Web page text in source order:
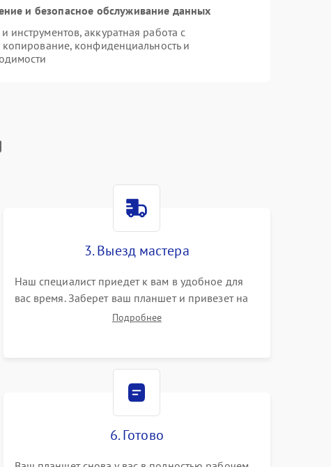
и безопасное обслуживание данных
аккуратная работа с
конфиденциальность и
3. Выезд мастера
Наш специалист приедет к вам в удобное для
вас время. Заберет ваш планшет и привезет на
склад для диагностики.Подробнее
6. Готово